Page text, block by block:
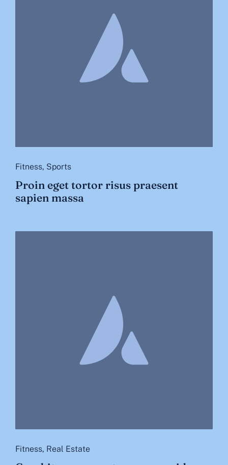
Fitness, Sports
Proin eget tortor risus praesent
sapien massa
Fitness, Real Estate